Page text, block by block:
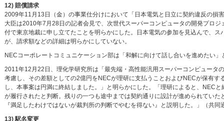
12) 賠償請求
2009年11月13日（金）の事業仕分けにおいて「日本電気と日立に契約違反の損
大臣は2010年7月28日の記者会見で、次世代スーパーコンピュータの開発プロ
付で東京地裁に申し立てたことを明らかにした。日本電気の参加を見込んで、
が、請求額などの詳細は明らかにしていない。
NECコーポレートコミュニケーション部は「和解に向けて話し合いを進めたい」
2011年12月22日、理化学研究所は「最先端・高性能汎用スーパーコンピュータ
考慮し、その差額としての2億円をNECが理研に支払うことおよびNECが保有
し、本事案は円満に終結しました。」と明らかにした。「理研によると、NEC
が履行されたと判断。残りの一つも途中までは契約通りに設計が進められてい
『満足したわけではないが裁判所の判断でやむを得ない』と説明した。」（共
13) 駅名変更